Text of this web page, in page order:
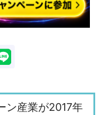
ン産業が2017年